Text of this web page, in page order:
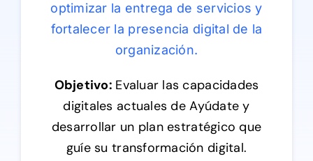
optimizar la entrega de servicios y
fortalecer la presencia digital de la
organización.
Objetivo: Evaluar las capacidades
digitales actuales de Ayúdate y
desarrollar un plan estratégico que
guíe su transformación digital.